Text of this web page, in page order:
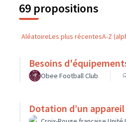
69 propositions
AléatoireLes plus récentesA-Z
Besoins
Obee Football Club
Dotation d’un